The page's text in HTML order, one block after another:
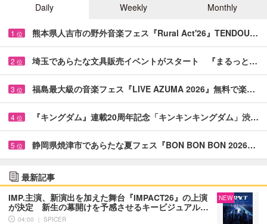
Daily
Weekly Monthly
1 位 熊本県人吉市の野外音楽フェス『Rural Act'26』TENDOU…
2 位 埼玉であらたな文具販売イベントがスタート 『まるっと…
3 位 福島最大級の音楽フェス『LIVE AZUMA 2026』無料で楽…
4 位 『キングダム』連載20周年記念「キンキンキングダム」渋…
5 位 静岡県焼津市であらたな夏フェス『BON BON BON 2026…
最新記事
IMP.主演、新演出を加えた舞台『IMPACT26』の上演
が決定 新生の幕開けを予感させるキービジュアル…
04:00 ｜ SPICER
NEW